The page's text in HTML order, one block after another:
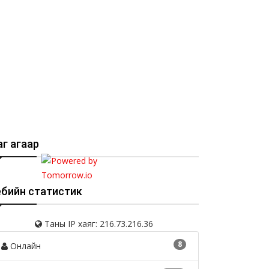
агаар
статистик
Таны IP хаяг: 216.73.216.36
8
Онлайн